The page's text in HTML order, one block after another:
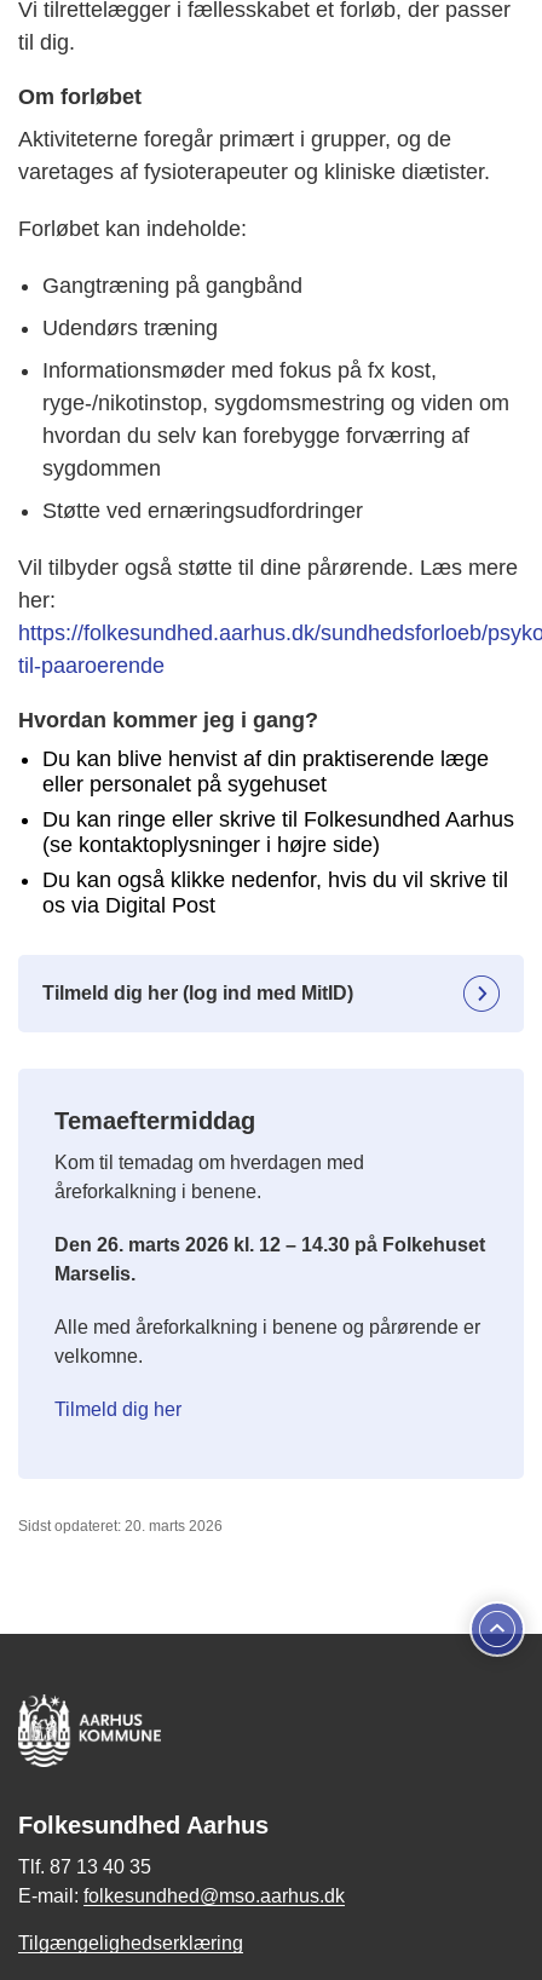
Vi tilrettelægger i fællesskabet et forløb, der passer
til dig.
Om forløbet
Aktiviteterne foregår primært i grupper, og de
varetages af fysioterapeuter og kliniske diætister.
Forløbet kan indeholde:
Gangtræning på gangbånd
Udendørs træning
Informationsmøder med fokus på fx kost,
ryge-/nikotinstop, sygdomsmestring og viden om
hvordan du selv kan forebygge forværring af
sygdommen
Støtte ved ernæringsudfordringer
Vil tilbyder også støtte til dine pårørende. Læs mere
her:
https://folkesundhed.aarhus.dk/sundhedsforloeb/
til-paaroerende
Hvordan kommer jeg i gang?
Du kan blive henvist af din praktiserende læge
eller personalet på sygehuset
Du kan ringe eller skrive til Folkesundhed Aarhus
(se kontaktoplysninger i højre side)
Du kan også klikke nedenfor, hvis du vil skrive til
os via Digital Post
Tilmeld dig her (log ind med MitID)
Temaeftermiddag
Kom til temadag om hverdagen med
åreforkalkning i benene.
Den 26. marts 2026 kl. 12 – 14.30 på Folkehuset
Marselis.
Alle med åreforkalkning i benene og pårørende er
velkomne.
Tilmeld dig her
Sidst opdateret: 20. marts 2026
Folkesundhed Aarhus
Tlf. 87 13 40 35
E-mail: folkesundhed@mso.aarhus.dk
Tilgængelighedserklæring